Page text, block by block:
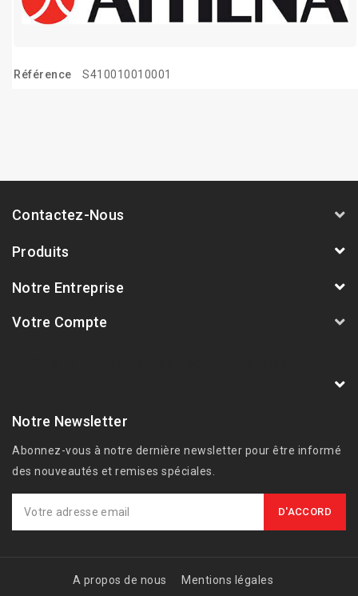
Référence S410010010001
Contactez-Nous
Produits
Notre Entreprise
Votre Compte
Notre Newsletter
Abonnez-vous à notre dernière newsletter pour être informé
des nouveautés et remises spéciales.
A propos de nous
Mentions légales